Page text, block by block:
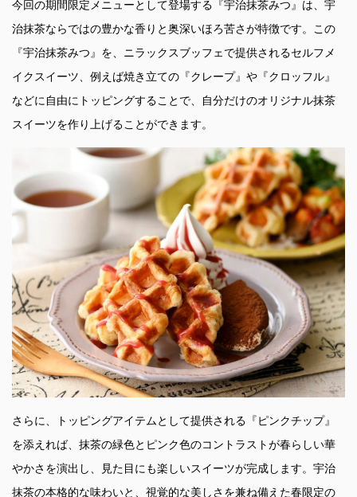
今回の期間限定メニューとして登場する『宇治抹茶みつ』は、宇
治抹茶ならではの豊かな香りと奥深いほろ苦さが特徴です。この
『宇治抹茶みつ』を、ニラックスブッフェで提供されるセルフメ
イクスイーツ、例えば焼き立ての『クレープ』や『クロッフル』
などに自由にトッピングすることで、自分だけのオリジナル抹茶
スイーツを作り上げることができます。
さらに、トッピングアイテムとして提供される『ピンクチップ』
を添えれば、抹茶の緑色とピンク色のコントラストが春らしい華
やかさを演出し、見た目にも楽しいスイーツが完成します。宇治
抹茶の本格的な味わいと、視覚的な美しさを兼ね備えた春限定の